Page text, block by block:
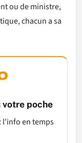
ou de ministre,
chacun a sa
poche
l'info en temps